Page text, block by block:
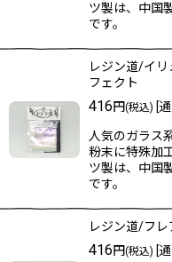
ツ製は、中国
です。
レジン道/イ
フェクト
416円(税込) [
人気のガラス
粉末に特殊加
ツ製は、中国
です。
レジン道/フ
416円(税込) [